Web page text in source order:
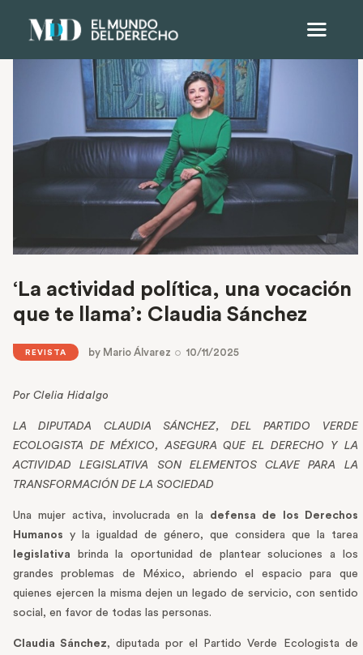
‘La actividad política, una vocación
que te llama’: Claudia Sánchez
REVISTA by Mario Álvarez 10/11/2025
Por Clelia Hidalgo
LA DIPUTADA CLAUDIA SÁNCHEZ, DEL PARTIDO VERDE
ECOLOGISTA DE MÉXICO, ASEGURA QUE EL DERECHO Y LA
ACTIVIDAD LEGISLATIVA SON ELEMENTOS CLAVE PARA LA
TRANSFORMACIÓN DE LA SOCIEDAD
Una mujer activa, involucrada en la defensa de los Derechos
Humanos y la igualdad de género, que considera que la tarea
legislativa brinda la oportunidad de plantear soluciones a los
grandes problemas de México, abriendo el espacio para que
quienes ejercen la misma dejen un legado de servicio, con sentido
social, en favor de todas las personas.
Claudia Sánchez, diputada por el Partido Verde Ecologista de